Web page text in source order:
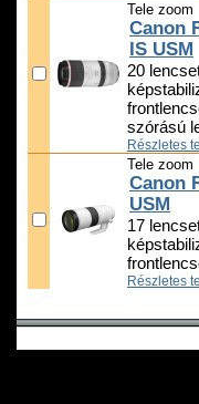
Tele zoom
Canon
IS USM
20
szórású
Részletes
Tele zoom
Canon
USM
17
Részletes